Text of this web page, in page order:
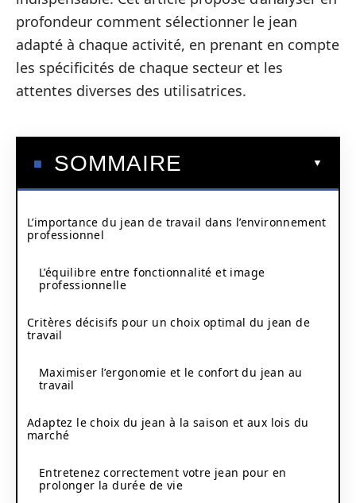
profondeur comment sélectionner le jean
adapté à chaque activité, en prenant en compte
les spécificités de chaque secteur et les
attentes diverses des utilisatrices.
SOMMAIRE
L’importance du jean de travail dans l’environnement
professionnel
L’équilibre entre fonctionnalité et image
professionnelle
Critères décisifs pour un choix optimal du jean de
travail
Maximiser l’ergonomie et le confort du jean au
travail
Adaptez le choix du jean à la saison et aux lois du
marché
Entretenez correctement votre jean pour en
prolonger la durée de vie